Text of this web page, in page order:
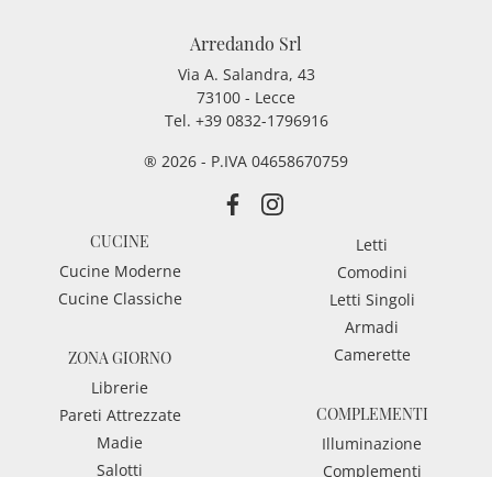
Arredando Srl
Via A. Salandra, 43
73100 - Lecce
Tel. +39 0832-1796916
® 2026 - P.IVA 04658670759
CUCINE
Cucine Moderne
Cucine Classiche
ZONA GIORNO
Librerie
Pareti Attrezzate
Madie
Salotti
Letti
Comodini
Letti Singoli
Armadi
Camerette
COMPLEMENTI
Illuminazione
Complementi